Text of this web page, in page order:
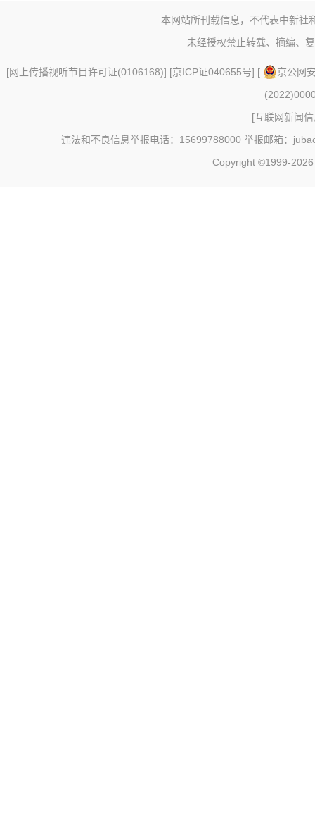
本网站所刊载信息，不代表中新社
未经授权禁止转载、摘编、
[网上传播视听节目许可证(0106168)] [京ICP证040655号] [
京公网
[互联网新闻
违法和不良信息举报电话：15699788000 举报邮箱：
Copyright ©1999-